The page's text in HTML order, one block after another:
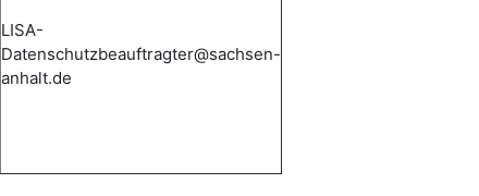
LISA-
Datenschutzbeauftragter@sachsen-
anhalt.de